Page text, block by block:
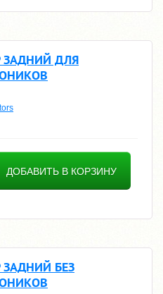
ЗАДНИЙ ДЛЯ
ДОБАВИТЬ В КОРЗИНУ
БЕЗ